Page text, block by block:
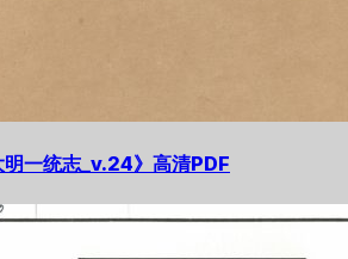
一统志_v.24》高清PDF